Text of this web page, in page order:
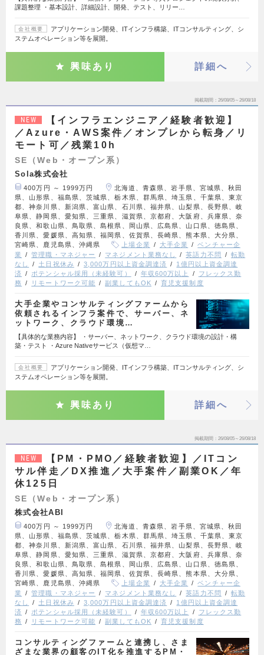
課題整理 ・基本設計、詳細設計、開発、テスト、リリー…
会社概要
アプリケーション開発、ITインフラ構築、ITコンサルティング、シ
ステムオペレーション等を展開。
興味あり 詳細へ
掲載期間 26/08/05～26/08/18
NEW
【インフラエンジニア／経験者歓迎】
／Azure・AWS案件／オンプレから転身／リ
モート可／残業10h
SE（Web・オープン系）
Sola株式会社
400万円 ～ 1999万円
北海道、青森県、岩手県、宮城県、秋田
県、山形県、福島県、茨城県、栃木県、群馬県、埼玉県、千葉県、東京
都、神奈川県、新潟県、富山県、石川県、福井県、山梨県、長野県、岐
阜県、静岡県、愛知県、三重県、滋賀県、京都府、大阪府、兵庫県、奈
良県、和歌山県、鳥取県、島根県、岡山県、広島県、山口県、徳島県、
香川県、愛媛県、高知県、福岡県、佐賀県、長崎県、熊本県、大分県、
宮崎県、鹿児島県、沖縄県
上場企業 大手企業
ベンチャー企
業
管理職・マネジャー マネジメント業務なし 英語力不問
転勤
なし
土日祝休み 3,000万円以上資金調達済
1億円以上資金調達
済
ポテンシャル採用（未経験可） 年収600万以上
フレックス勤
務
リモートワーク可能 副業してもOK 育児支援制度
大手企業やコンサルティングファームから
依頼されるインフラ案件で、サーバー、ネ
ットワーク、クラウド環境…
【具体的な業務内容】 ・サーバー、ネットワーク、クラウド環境の設計・構
築・テスト ・Azure Nativeサービス（仮想マ…
会社概要
アプリケーション開発、ITインフラ構築、ITコンサルティング、シ
ステムオペレーション等を展開。
興味あり 詳細へ
掲載期間 26/08/05～26/08/18
NEW
【PM・PMO／経験者歓迎】／ITコン
サル伴走／DX推進／大手案件／副業OK／年
休125日
SE（Web・オープン系）
株式会社ABI
400万円 ～ 1999万円
北海道、青森県、岩手県、宮城県、秋田
県、山形県、福島県、茨城県、栃木県、群馬県、埼玉県、千葉県、東京
都、神奈川県、新潟県、富山県、石川県、福井県、山梨県、長野県、岐
阜県、静岡県、愛知県、三重県、滋賀県、京都府、大阪府、兵庫県、奈
良県、和歌山県、鳥取県、島根県、岡山県、広島県、山口県、徳島県、
香川県、愛媛県、高知県、福岡県、佐賀県、長崎県、熊本県、大分県、
宮崎県、鹿児島県、沖縄県
上場企業 大手企業
ベンチャー企
業
管理職・マネジャー マネジメント業務なし 英語力不問
転勤
なし
土日祝休み 3,000万円以上資金調達済
1億円以上資金調達
済
ポテンシャル採用（未経験可） 年収600万以上
フレックス勤
務
リモートワーク可能 副業してもOK 育児支援制度
コンサルティングファームと連携し、さま
ざまな業界の顧客のIT化を推進するPM・